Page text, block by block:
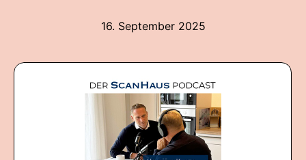
16. September 2025